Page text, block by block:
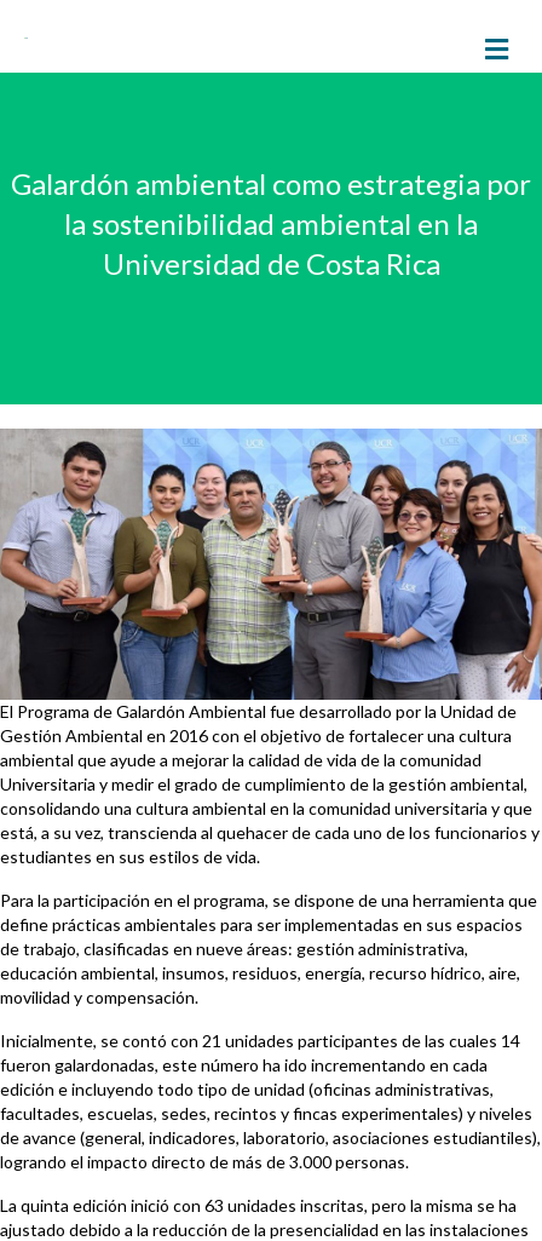
Galardón ambiental como estrategia por
la sostenibilidad ambiental en la
Universidad de Costa Rica
El Programa de Galardón Ambiental fue desarrollado por la Unidad de
Gestión Ambiental en 2016 con el objetivo de fortalecer una cultura
ambiental que ayude a mejorar la calidad de vida de la comunidad
Universitaria y medir el grado de cumplimiento de la gestión ambiental,
consolidando una cultura ambiental en la comunidad universitaria y que
está, a su vez, transcienda al quehacer de cada uno de los funcionarios y
estudiantes en sus estilos de vida.
Para la participación en el programa, se dispone de una herramienta que
define prácticas ambientales para ser implementadas en sus espacios
de trabajo, clasificadas en nueve áreas: gestión administrativa,
educación ambiental, insumos, residuos, energía, recurso hídrico, aire,
movilidad y compensación.
Inicialmente, se contó con 21 unidades participantes de las cuales 14
fueron galardonadas, este número ha ido incrementando en cada
edición e incluyendo todo tipo de unidad (oficinas administrativas,
facultades, escuelas, sedes, recintos y fincas experimentales) y niveles
de avance (general, indicadores, laboratorio, asociaciones estudiantiles),
logrando el impacto directo de más de 3.000 personas.
La quinta edición inició con 63 unidades inscritas, pero la misma se ha
ajustado debido a la reducción de la presencialidad en las instalaciones